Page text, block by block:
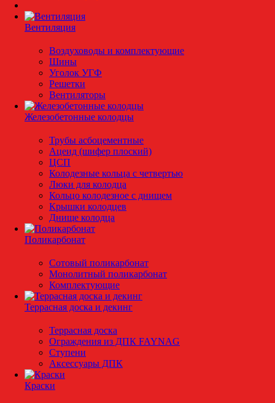
Вентиляция
Воздуховоды и комплектующие
Шины
Уголок УГФ
Решeтки
Вентиляторы
Железобетонные колодцы
Трубы асбоцементные
Ацеид (шифер плоский)
ЦСП
Колодезные кольца с четвертью
Люки для колодца
Кольцо колодезное с днищем
Крышки колодцев
Днище колодца
Поликарбонат
Сотовый поликарбонат
Монолитный поликарбонат
Комплектующие
Террасная доска и декинг
Террасная доска
Ограждения из ДПК FAYNAG
Ступени
Аксессуары ДПК
Краски